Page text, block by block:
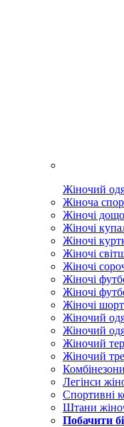
Жіночий
Жіноча
Жіночі
Жіночі
Жіночі
Жіночі
Жіночі
Жіночі
Жіночі
Жіночі
Жіночий
Жіночий
Жіночий
Жіночий
Легінси
Спортивні
Штани
Побачити